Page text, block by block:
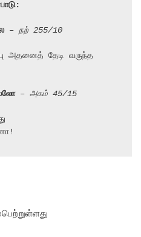
– நற் 255/10
அதனைத் தேடி வருந்த
– அகம் 45/15